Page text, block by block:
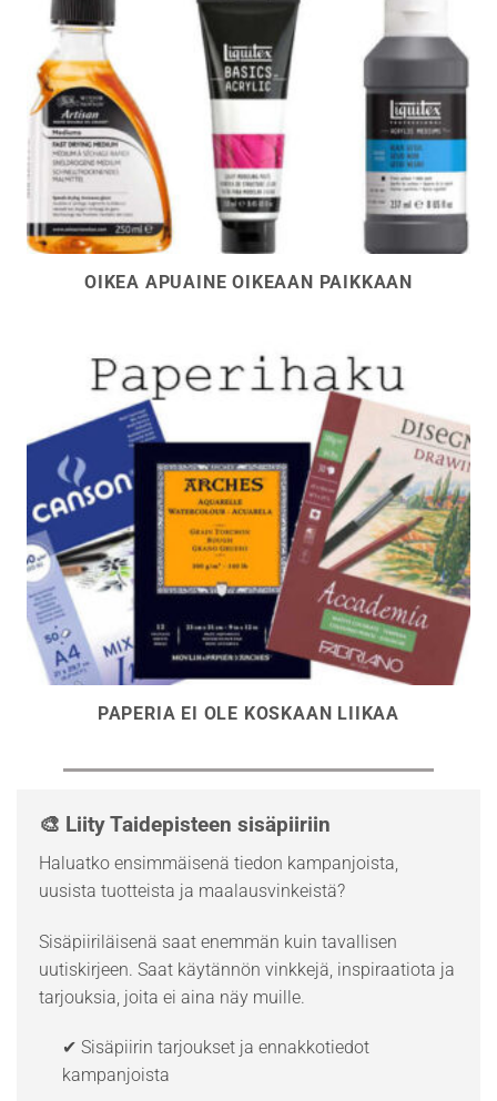
OIKEA APUAINE OIKEAAN PAIKKAAN
PAPERIA EI OLE KOSKAAN LIIKAA
🎨 Liity Taidepisteen sisäpiiriin
Haluatko ensimmäisenä tiedon kampanjoista,
uusista tuotteista ja maalausvinkeistä?
Sisäpiiriläisenä saat enemmän kuin tavallisen
uutiskirjeen. Saat käytännön vinkkejä, inspiraatiota ja
tarjouksia, joita ei aina näy muille.
✔ Sisäpiirin tarjoukset ja ennakkotiedot
kampanjoista